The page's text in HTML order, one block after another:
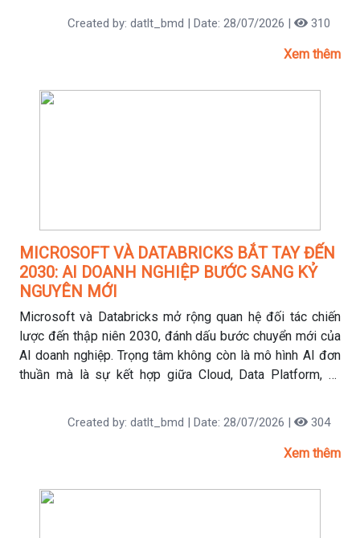
Created by: datlt_bmd | Date: 28/07/2026 | 310
Xem thêm
MICROSOFT VÀ DATABRICKS BẮT TAY ĐẾN
2030: AI DOANH NGHIỆP BƯỚC SANG KỶ
NGUYÊN MỚI
Microsoft và Databricks mở rộng quan hệ đối tác chiến
lược đến thập niên 2030, đánh dấu bước chuyển mới của
AI doanh nghiệp. Trọng tâm không còn là mô hình AI đơn
thuần mà là sự kết hợp giữa Cloud, Data Platform, AI
Created by: datlt_bmd | Date: 28/07/2026 | 304
Xem thêm